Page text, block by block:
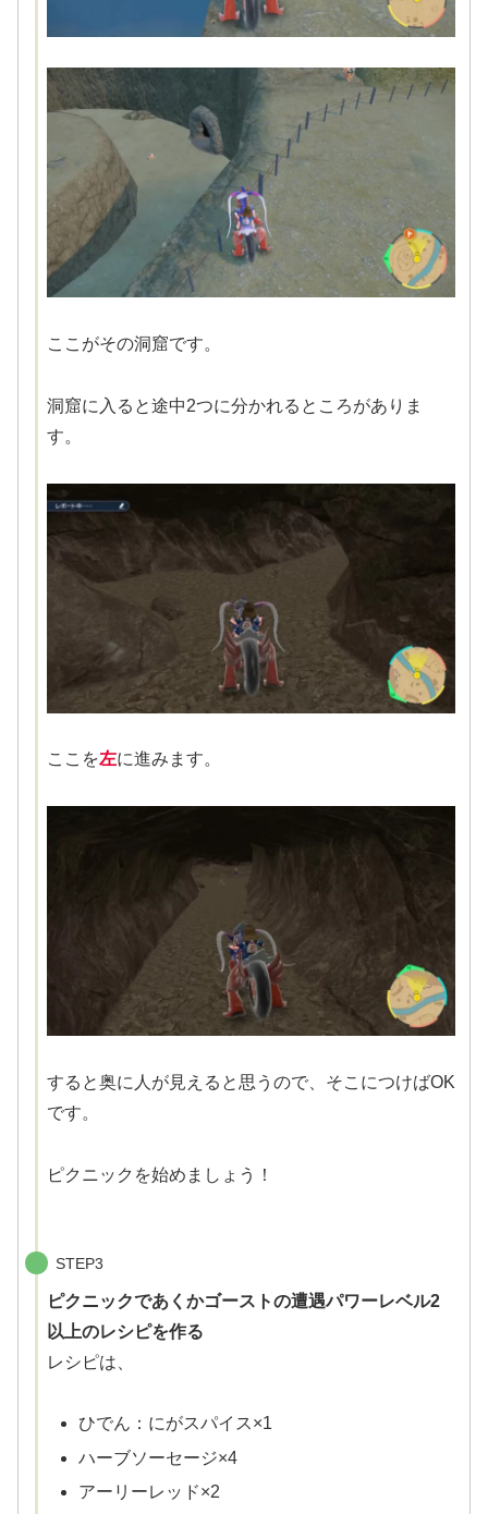
ここがその洞窟です。
洞窟に入ると途中2つに分かれるところがありま
す。
ここを左に進みます。
すると奥に人が見えると思うので、そこにつけばOK
です。
ピクニックを始めましょう！
STEP3
ピクニックであくかゴーストの遭遇パワーレベル2
以上のレシピを作る
レシピは、
ひでん：にがスパイス×1
ハーブソーセージ×4
アーリーレッド×2